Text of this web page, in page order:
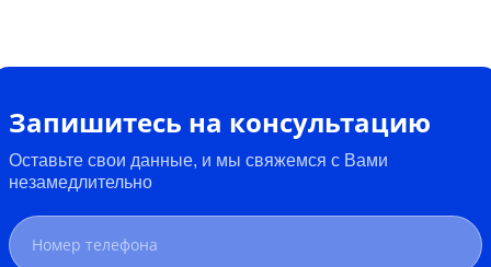
Запишитесь на консультацию
Оставьте свои данные, и мы свяжемся с Вами
незамедлительно